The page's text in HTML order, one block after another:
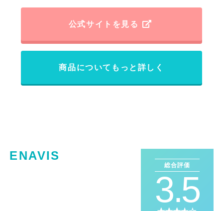
公式サイトを見る
商品についてもっと詳しく
ENAVIS
総合評価
3.5